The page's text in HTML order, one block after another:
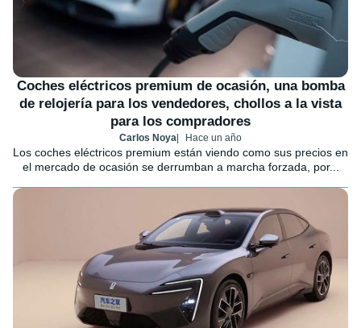
Coches eléctricos premium de ocasión, una bomba
de relojería para los vendedores, chollos a la vista
para los compradores
Carlos Noya Hace un año
Los coches eléctricos premium están viendo como sus precios en
el mercado de ocasión se derrumban a marcha forzada, por...